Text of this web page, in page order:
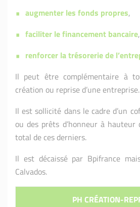
augmenter les fonds propres,
faciliter le financement bancaire,
renforcer la trésorerie de
Il peut être complémentaire à
création ou reprise d’une entreprise.
Il est sollicité dans le cadre d’un
ou des prêts d’honneur à
total de ces derniers.
Il est décaissé par Bpifrance
Calvados.
PH CRÉATION-